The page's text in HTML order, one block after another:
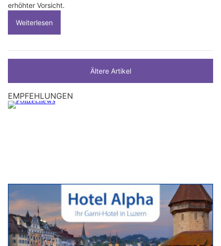
erhöhter Vorsicht.
Weiterlesen
Ältere Artikel
EMPFEHLUNGEN